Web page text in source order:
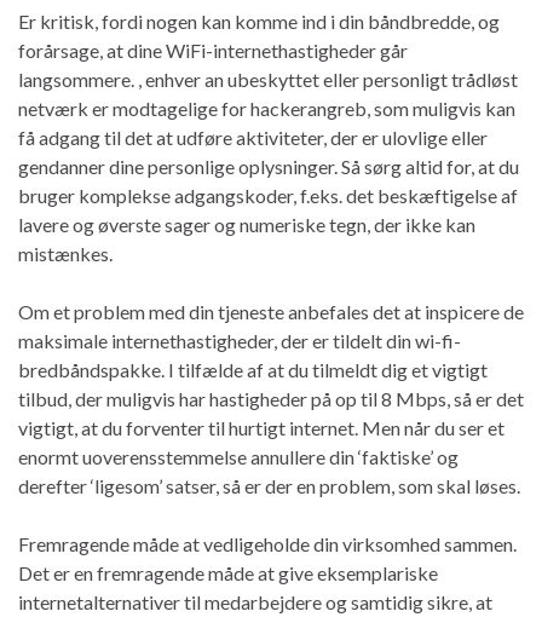
Er kritisk, fordi nogen kan komme ind i din båndbredde, og
forårsage, at dine WiFi-internethastigheder går
langsommere. , enhver an ubeskyttet eller personligt trådløst
netværk er modtagelige for hackerangreb, som muligvis kan
få adgang til det at udføre aktiviteter, der er ulovlige eller
gendanner dine personlige oplysninger. Så sørg altid for, at du
bruger komplekse adgangskoder, f.eks. det beskæftigelse af
lavere og øverste sager og numeriske tegn, der ikke kan
mistænkes.
Om et problem med din tjeneste anbefales det at inspicere de
maksimale internethastigheder, der er tildelt din wi-fi-
bredbåndspakke. I tilfælde af at du tilmeldt dig et vigtigt
tilbud, der muligvis har hastigheder på op til 8 Mbps, så er det
vigtigt, at du forventer til hurtigt internet. Men når du ser et
enormt uoverensstemmelse annullere din ‘faktiske’ og
derefter ‘ligesom’ satser, så er der en problem, som skal løses.
Fremragende måde at vedligeholde din virksomhed sammen.
Det er en fremragende måde at give eksemplariske
internetalternativer til medarbejdere og samtidig sikre, at